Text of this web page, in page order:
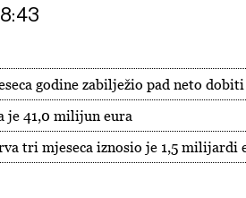
godine zabilježio pad neto dobiti
je 41,0 milijun eura
tri mjeseca iznosio je 1,5 milijardi